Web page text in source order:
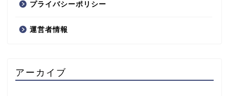
プライバシーポリシー
運営者情報
アーカイブ